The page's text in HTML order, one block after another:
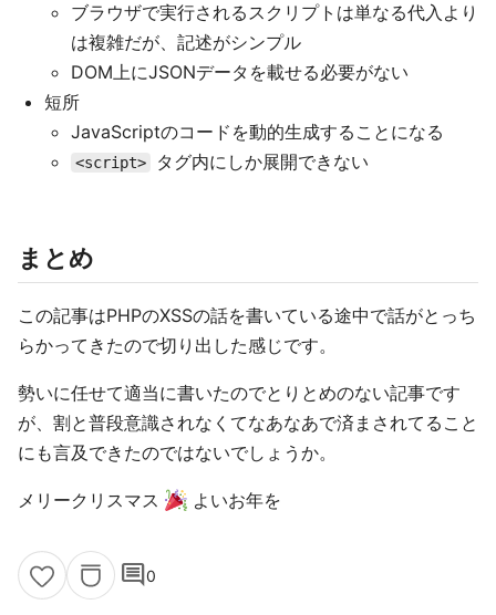
ブラウザで実行されるスクリプトは単なる代入より
は複雑だが、記述がシンプル
DOM上にJSONデータを載せる必要がない
短所
JavaScriptのコードを動的生成することになる
<script> タグ内にしか展開できない
まとめ
この記事はPHPのXSSの話を書いている途中で話がとっち
らかってきたので切り出した感じです。
勢いに任せて適当に書いたのでとりとめのない記事です
が、割と普段意識されなくてなあなあで済まされてること
にも言及できたのではないでしょうか。
メリークリスマス よいお年を
comment0